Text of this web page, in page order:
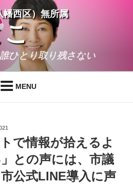
幡西区）無所属
ひとり取り残さない
MENU
で情報が拾えるよ
との声には、市議
公式LINE導入に声